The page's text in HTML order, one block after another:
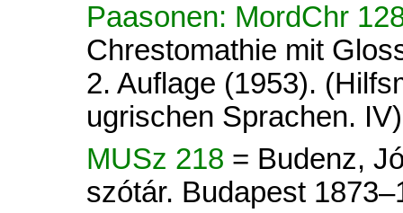
Paasonen: MordChr
Chrestomathie mit
2. Auflage (1953).
ugrischen Sprachen. IV)
MUSz 218 = Budenz,
szótár. Budapest